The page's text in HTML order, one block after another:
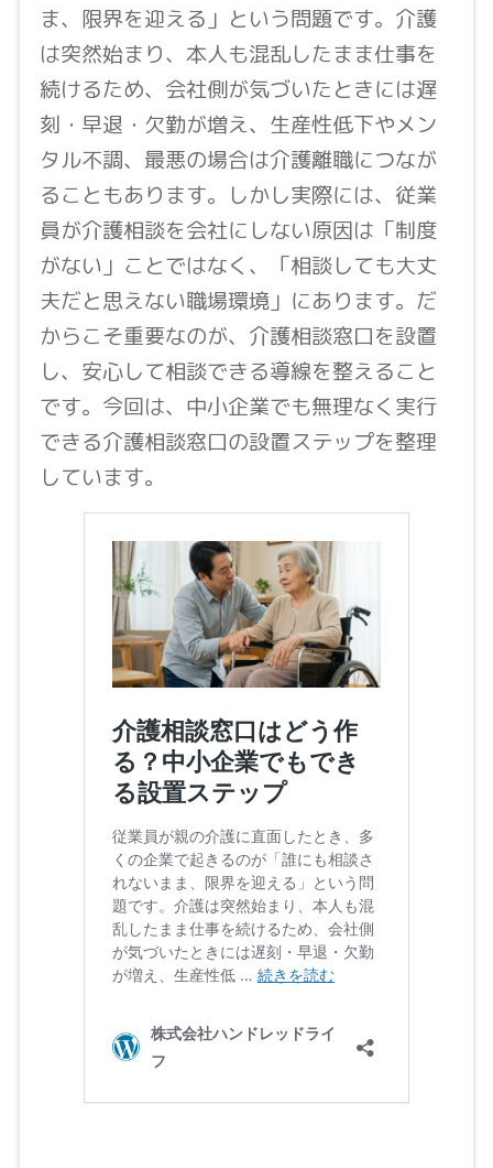
ま、限界を迎える」という問題です。介護
は突然始まり、本人も混乱したまま仕事を
続けるため、会社側が気づいたときには遅
刻・早退・欠勤が増え、生産性低下やメン
タル不調、最悪の場合は介護離職につなが
ることもあります。しかし実際には、従業
員が介護相談を会社にしない原因は「制度
がない」ことではなく、「相談しても大丈
夫だと思えない職場環境」にあります。だ
からこそ重要なのが、介護相談窓口を設置
し、安心して相談できる導線を整えること
です。今回は、中小企業でも無理なく実行
できる介護相談窓口の設置ステップを整理
しています。